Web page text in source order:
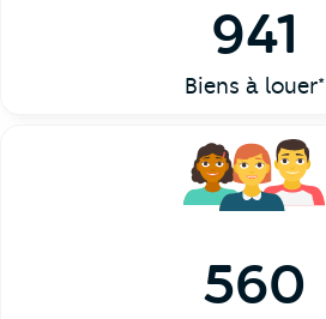
941
Biens à louer*
560